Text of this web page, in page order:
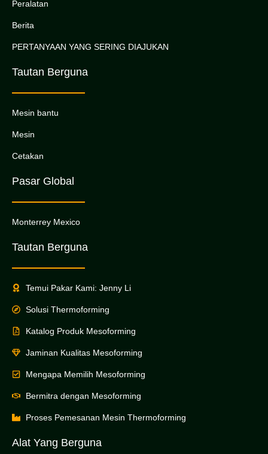
Peralatan
Berita
PERTANYAAN YANG SERING DIAJUKAN
Tautan Berguna
Mesin bantu
Mesin
Cetakan
Pasar Global
Monterrey Mexico
Tautan Berguna
Temui Pakar Kami: Jenny Li
Solusi Thermoforming
Katalog Produk Mesoforming
Jaminan Kualitas Mesoforming
Mengapa Memilih Mesoforming
Bermitra dengan Mesoforming
Proses Pemesanan Mesin Thermoforming
Alat Yang Berguna